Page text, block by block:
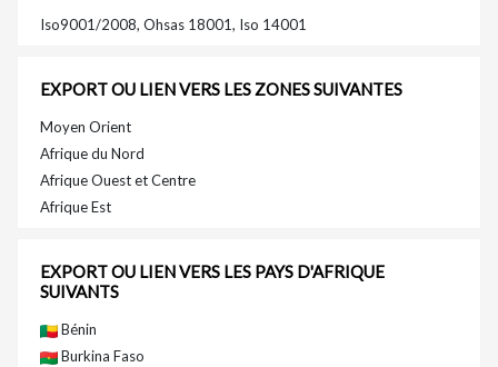
Iso9001/2008, Ohsas 18001, Iso 14001
EXPORT OU LIEN VERS LES ZONES SUIVANTES
Moyen Orient
Afrique du Nord
Afrique Ouest et Centre
Afrique Est
EXPORT OU LIEN VERS LES PAYS D'AFRIQUE
SUIVANTS
Bénin
Burkina Faso